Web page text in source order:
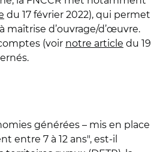
du 17 février 2022), qui permet
maîtrise d’ouvrage/d’œuvre.
(voir notre article du 19
générées – mis en place
entre 7 à 12 ans", est-il